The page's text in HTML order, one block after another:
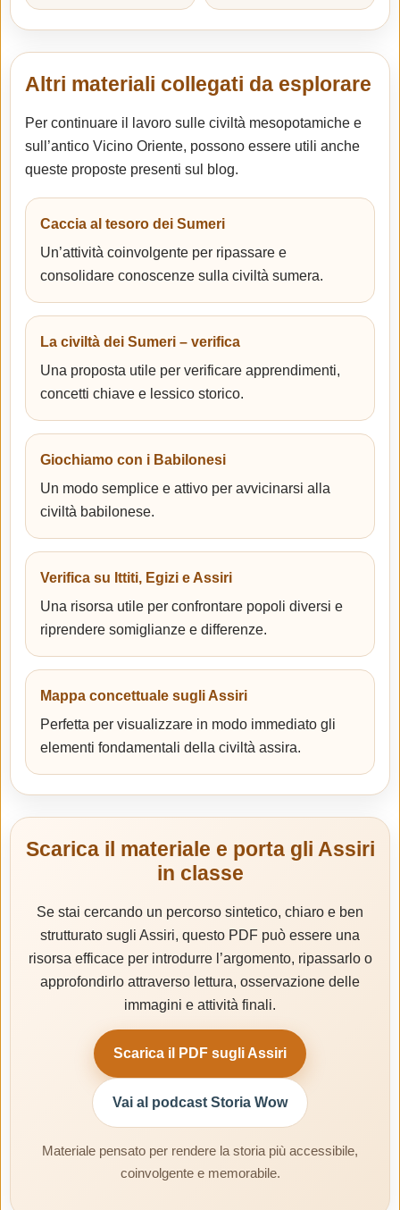
Altri materiali collegati da esplorare
Per continuare il lavoro sulle civiltà mesopotamiche e
sull’antico Vicino Oriente, possono essere utili anche
queste proposte presenti sul blog.
Caccia al tesoro dei Sumeri
Un’attività coinvolgente per ripassare e
consolidare conoscenze sulla civiltà sumera.
La civiltà dei Sumeri – verifica
Una proposta utile per verificare apprendimenti,
concetti chiave e lessico storico.
Giochiamo con i Babilonesi
Un modo semplice e attivo per avvicinarsi alla
civiltà babilonese.
Verifica su Ittiti, Egizi e Assiri
Una risorsa utile per confrontare popoli diversi e
riprendere somiglianze e differenze.
Mappa concettuale sugli Assiri
Perfetta per visualizzare in modo immediato gli
elementi fondamentali della civiltà assira.
Scarica il materiale e porta gli Assiri
in classe
Se stai cercando un percorso sintetico, chiaro e ben
strutturato sugli Assiri, questo PDF può essere una
risorsa efficace per introdurre l’argomento, ripassarlo o
approfondirlo attraverso lettura, osservazione delle
immagini e attività finali.
Scarica il PDF sugli Assiri
Vai al podcast Storia Wow
Materiale pensato per rendere la storia più accessibile,
coinvolgente e memorabile.